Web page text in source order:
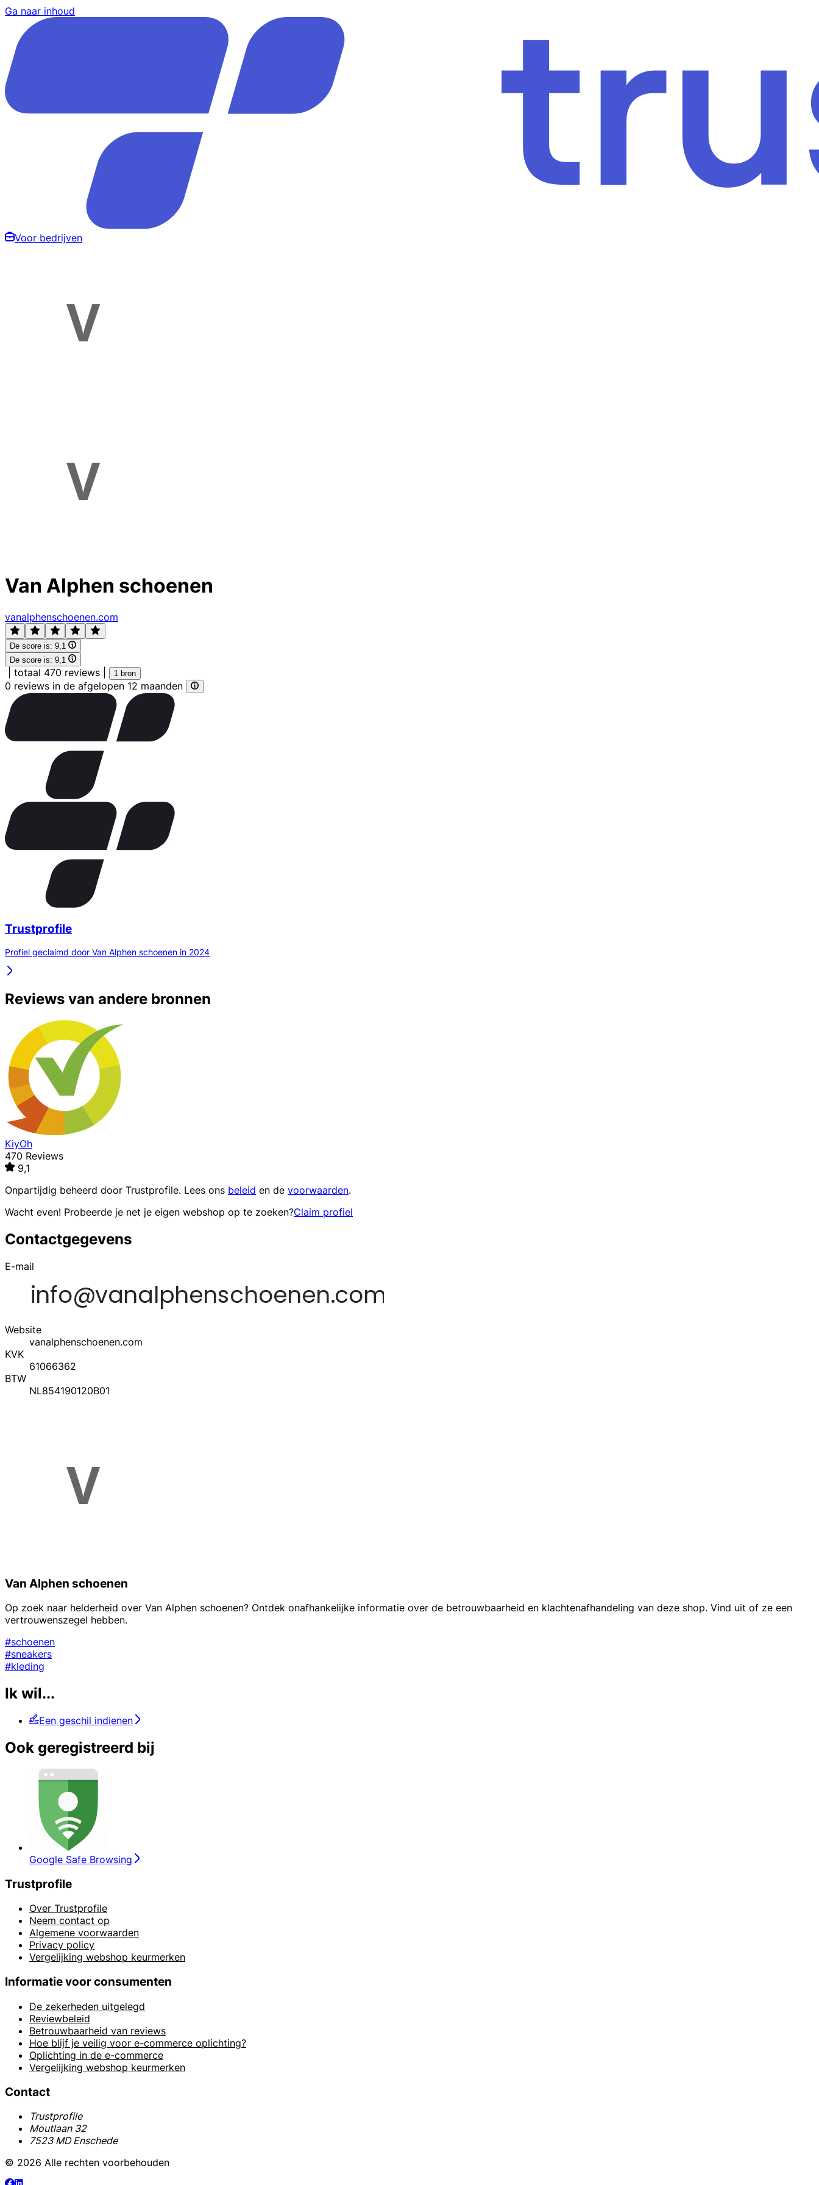
Ga naar inhoud
Voor bedrijven
Van Alphen schoenen
vanalphenschoenen.com
De score is: 9,1
De score is: 9,1
totaal 470 reviews 1 bron
0 reviews in de afgelopen 12 maanden
Trustprofile
Profiel geclaimd door Van Alphen schoenen in 2024
Reviews van andere bronnen
KiyOh
470 Reviews
9,1
Onpartijdig beheerd door Trustprofile. Lees ons beleid en de voorwaarden.
Wacht even! Probeerde je net je eigen webshop op te zoeken?Claim profiel
Contactgegevens
E-mail
Website
vanalphenschoenen.com
KVK
61066362
BTW
NL854190120B01
Van Alphen schoenen
Op zoek naar helderheid over Van Alphen schoenen? Ontdek onafhankelijke informatie over de betrouwbaarheid en klachtenafhandeling van deze shop. Vind uit of ze een
vertrouwenszegel hebben.
#schoenen
#sneakers
#kleding
Ik wil...
Een geschil indienen
Ook geregistreerd bij
Google Safe Browsing
Trustprofile
Over Trustprofile
Neem contact op
Algemene voorwaarden
Privacy policy
Vergelijking webshop keurmerken
Informatie voor consumenten
De zekerheden uitgelegd
Reviewbeleid
Betrouwbaarheid van reviews
Hoe blijf je veilig voor e-commerce oplichting?
Oplichting in de e-commerce
Vergelijking webshop keurmerken
Contact
Trustprofile
Moutlaan 32
7523 MD Enschede
© 2026 Alle rechten voorbehouden